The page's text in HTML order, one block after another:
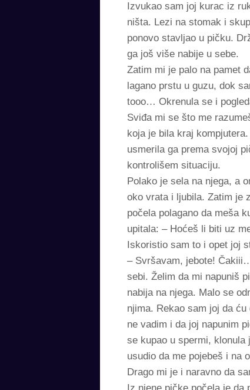
Izvukao sam joj kurac iz
ništa. Lezi na stomak i
ponovo stavljao u pičku.
ga još više nabije u sebe.
Zatim mi je palo na pamet
lagano prstu u guzu, dok
tooo… Okrenula se i
Sviđa mi se što me
koja je bila kraj
usmerila ga prema svojoj
kontrolišem situaciju.
Polako je sela na njega, a
oko vrata i ljubila. Zatim je
počela polagano da meša
upitala: – Hoćeš li biti uz
Iskoristio sam to i opet joj
– Svršavam, jebote!
sebi. Želim da mi napuniš
nabija na njega. Malo se
njima. Rekao sam joj da
ne vadim i da joj napunim
se kupao u spermi,
usudio da me pojebeš i na
Drago mi je i naravno da